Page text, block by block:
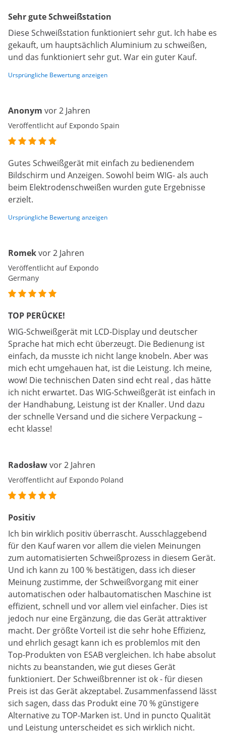
Sehr gute Schweißstation
Diese Schweißstation funktioniert sehr gut. Ich habe es
gekauft, um hauptsächlich Aluminium zu schweißen,
und das funktioniert sehr gut. War ein guter Kauf.
Ursprüngliche Bewertung anzeigen
Anonym vor 2 Jahren
Veröffentlicht auf Expondo Spain
Gutes Schweißgerät mit einfach zu bedienendem
Bildschirm und Anzeigen. Sowohl beim WIG- als auch
beim Elektrodenschweißen wurden gute Ergebnisse
erzielt.
Ursprüngliche Bewertung anzeigen
Romekvor 2 Jahren
Veröffentlicht auf Expondo
Germany
TOP PERÜCKE!
WIG-Schweißgerät mit LCD-Display und deutscher
Sprache hat mich echt überzeugt. Die Bedienung ist
einfach, da musste ich nicht lange knobeln. Aber was
mich echt umgehauen hat, ist die Leistung. Ich meine,
wow! Die technischen Daten sind echt real , das hätte
ich nicht erwartet. Das WIG-Schweißgerät ist einfach in
der Handhabung, Leistung ist der Knaller. Und dazu
der schnelle Versand und die sichere Verpackung –
echt klasse!
Radosławvor 2 Jahren
Veröffentlicht auf Expondo Poland
Positiv
Ich bin wirklich positiv überrascht. Ausschlaggebend
für den Kauf waren vor allem die vielen Meinungen
zum automatisierten Schweißprozess in diesem Gerät.
Und ich kann zu 100 % bestätigen, dass ich dieser
Meinung zustimme, der Schweißvorgang mit einer
automatischen oder halbautomatischen Maschine ist
effizient, schnell und vor allem viel einfacher. Dies ist
jedoch nur eine Ergänzung, die das Gerät attraktiver
macht. Der größte Vorteil ist die sehr hohe Effizienz,
und ehrlich gesagt kann ich es problemlos mit den
Top-Produkten von ESAB vergleichen. Ich habe absolut
nichts zu beanstanden, wie gut dieses Gerät
funktioniert. Der Schweißbrenner ist ok - für diesen
Preis ist das Gerät akzeptabel. Zusammenfassend lässt
sich sagen, dass das Produkt eine 70 % günstigere
Alternative zu TOP-Marken ist. Und in puncto Qualität
und Leistung unterscheidet es sich wirklich nicht.